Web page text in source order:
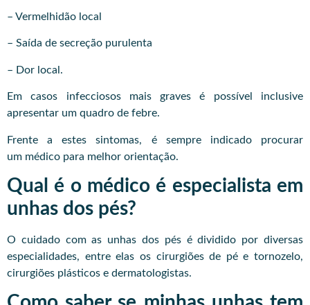
– Vermelhidão local
– Saída de secreção purulenta
– Dor local.
Em casos infecciosos mais graves é possível inclusive
apresentar um quadro de febre.
Frente a estes sintomas, é sempre indicado procurar
um médico para melhor orientação.
Qual é o médico é especialista em
unhas dos pés?
O cuidado com as unhas dos pés é dividido por diversas
especialidades, entre elas os cirurgiões de pé e tornozelo,
cirurgiões plásticos e dermatologistas.